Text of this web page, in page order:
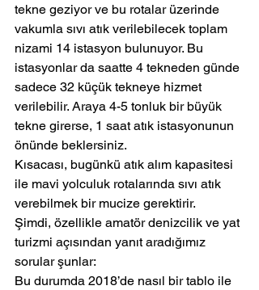
tekne geziyor ve bu rotalar üzerinde
vakumla sıvı atık verilebilecek toplam
nizami 14 istasyon bulunuyor. Bu
istasyonlar da saatte 4 tekneden günde
sadece 32 küçük tekneye hizmet
verilebilir. Araya 4-5 tonluk bir büyük
tekne girerse, 1 saat atık istasyonunun
önünde beklersiniz.
Kısacası, bugünkü atık alım kapasitesi
ile mavi yolculuk rotalarında sıvı atık
verebilmek bir mucize gerektirir.
Şimdi, özellikle amatör denizcilik ve yat
turizmi açısından yanıt aradığımız
sorular şunlar:
Bu durumda 2018’de nasıl bir tablo ile